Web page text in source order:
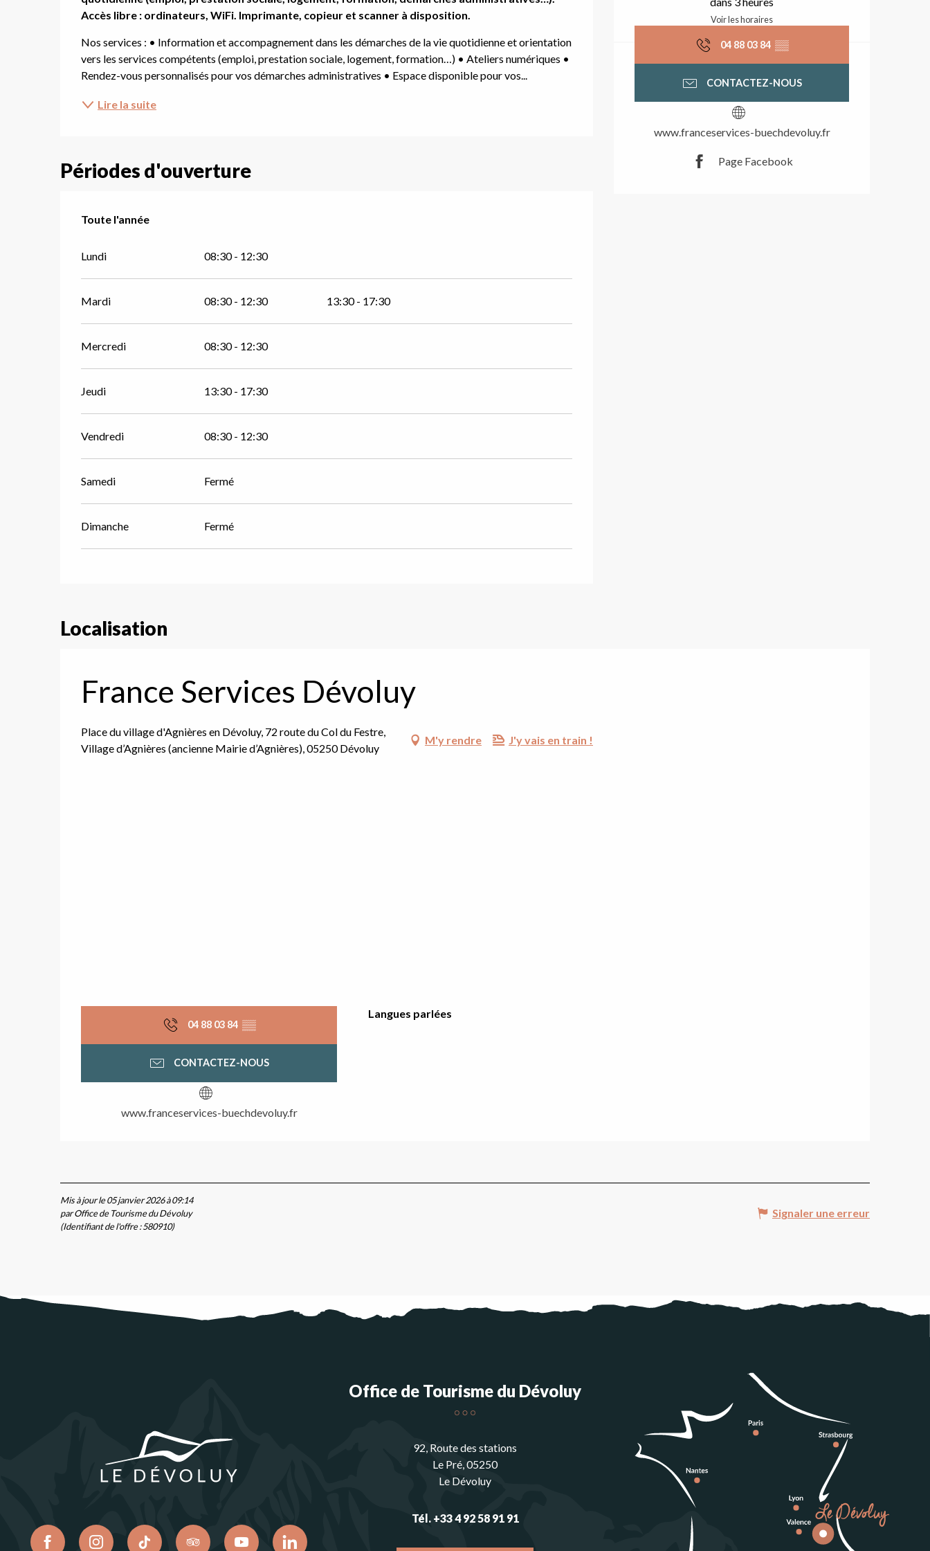
Voir les horaires
04 88 03 84 ▒▒
CONTACTEZ-NOUS
www.franceservices-buechdevoluy.fr
Page Facebook
Accès libre : ordinateurs, WiFi. Imprimante, copieur et scanner à disposition.
Nos services : • Information et accompagnement dans les démarches de la vie quotidienne et orientation
vers les services compétents (emploi, prestation sociale, logement, formation…) • Ateliers numériques •
Rendez-vous personnalisés pour vos démarches administratives • Espace disponible pour vos...
Lire la suite
Périodes d'ouverture
Toute l'année
Toute l'année
Lundi 08:30 - 12:30
Mardi 08:30 - 12:30 13:30 - 17:30
Mercredi 08:30 - 12:30
Jeudi 13:30 - 17:30
Vendredi 08:30 - 12:30
Samedi Fermé
Dimanche Fermé
Localisation
France Services Dévoluy
Place du village d'Agnières en Dévoluy, 72 route du Col du Festre,
Village d’Agnières (ancienne Mairie d’Agnières), 05250 Dévoluy
M'y rendre J'y vais en train !
04 88 03 84 ▒▒
CONTACTEZ-NOUS
www.franceservices-buechdevoluy.fr
Langues parlées
Langues parlées
Mis à jour le 05 janvier 2026 à 09:14
par Office de Tourisme du Dévoluy
(Identifiant de l'offre :580910)
Signaler une erreur
Office de Tourisme du Dévoluy
92, Route des stations
Le Pré, 05250
Le Dévoluy
Tél. +33 4 92 58 91 91